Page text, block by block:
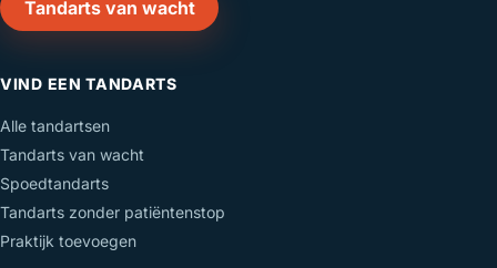
Tandarts van wacht
VIND EEN TANDARTS
Alle tandartsen
Tandarts van wacht
Spoedtandarts
Tandarts zonder patiëntenstop
Praktijk toevoegen